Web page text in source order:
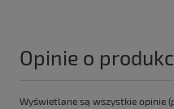
Opinie o
Wyświetlane są wszystkie opinie